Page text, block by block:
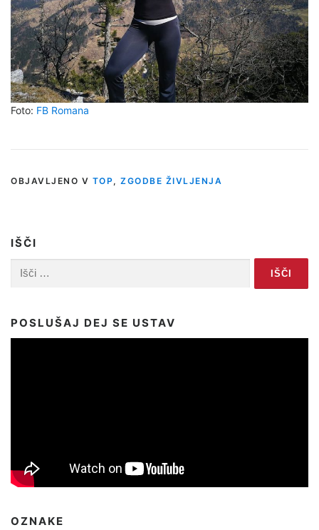
Foto: FB Romana
OBJAVLJENO V TOP, ZGODBE ŽIVLJENJA
IŠČI
POSLUŠAJ DEJ SE USTAV
OZNAKE